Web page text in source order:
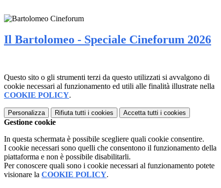
Il Bartolomeo - Speciale Cineforum 2026
Questo sito o gli strumenti terzi da questo utilizzati si avvalgono di
cookie necessari al funzionamento ed utili alle finalità illustrate nella
COOKIE POLICY.
Personalizza Rifiuta tutti i cookies Accetta tutti i cookies
Gestione cookie
In questa schermata è possibile scegliere quali cookie consentire.
I cookie necessari sono quelli che consentono il funzionamento della
piattaforma e non è possibile disabilitarli.
Per conoscere quali sono i cookie necessari al funzionamento potete
visionare la COOKIE POLICY.